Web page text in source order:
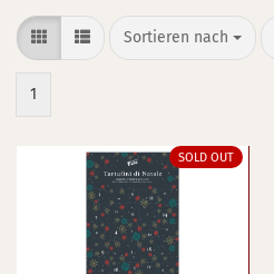
Sortieren nach
Sortieren nach
1
SOLD OUT